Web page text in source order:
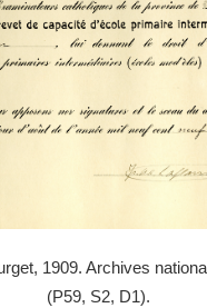
1909. Archives
(P59, S2, D1).